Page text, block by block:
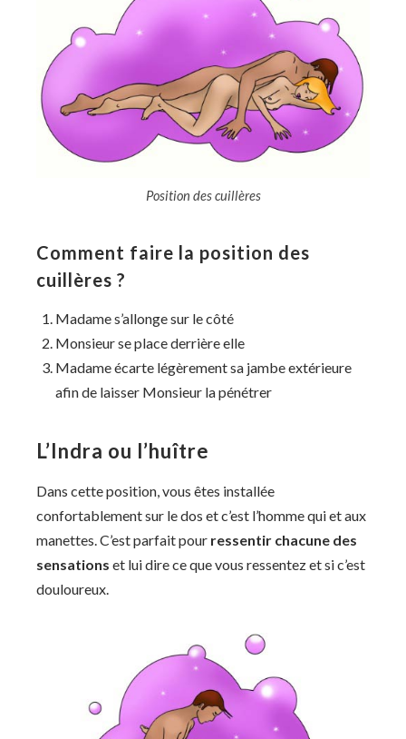
Position des cuillères
Comment faire la position des
cuillères ?
Madame s’allonge sur le côté
Monsieur se place derrière elle
Madame écarte légèrement sa jambe extérieure
afin de laisser Monsieur la pénétrer
L’Indra ou l’huître
Dans cette position, vous êtes installée
confortablement sur le dos et c’est l’homme qui et aux
manettes. C’est parfait pour ressentir chacune des
sensations et lui dire ce que vous ressentez et si c’est
douloureux.